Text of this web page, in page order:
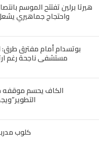
هيرتا برلين تفتتح الموسم
واحتجاج جماهيري
بوتسدام أمام مفترق
مستشفى ناجحة رغم
الكاف يحسم
كلوب